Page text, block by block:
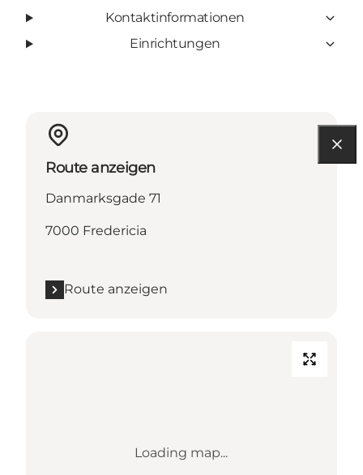
Kontaktinformationen
Einrichtungen
Route anzeigen
Danmarksgade 71
7000 Fredericia
Route anzeigen
Loading map...